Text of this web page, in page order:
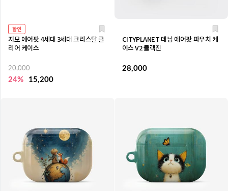
할인
지모 에어팟 4세대 3세대 크리스탈 클
리어 케이스
20,000
24% 15,200
CITYPLANET 데님 에어팟 파우치 케
이스 V2 블랙진
28,000